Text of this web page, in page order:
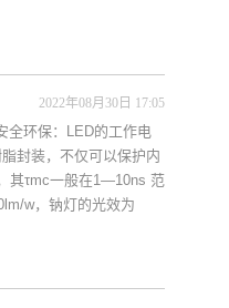
2022年08月30日 17:05
全环保：LED的工作电
封装，不仅可以保护内
其τmc一般在1―10ns 范
w，钠灯的光效为